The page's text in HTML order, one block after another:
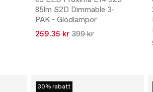
85lm S2D Dimmable 3-
PAK - Glödlampor
259.35 kr 399 kr
30% rabatt